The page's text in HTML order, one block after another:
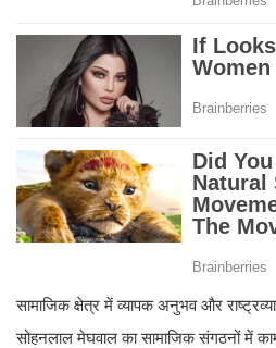
सामाजिक क्षेत्र में व्यापक अनुभव और
सोहनलाल मेघवाल का सामाजिक संगठनों में